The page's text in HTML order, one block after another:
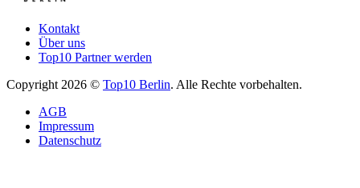
Kontakt
Über uns
Top10 Partner werden
Copyright 2026 © Top10 Berlin. Alle Rechte vorbehalten.
AGB
Impressum
Datenschutz